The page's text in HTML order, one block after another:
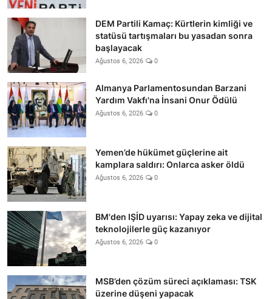
DEM Partili Kamaç: Kürtlerin kimliği ve
statüsü tartışmaları bu yasadan sonra
başlayacak
Ağustos 6, 2026 0
Almanya Parlamentosundan Barzani
Yardım Vakfı'na İnsani Onur Ödülü
Ağustos 6, 2026 0
Yemen’de hükümet güçlerine ait
kamplara saldırı: Onlarca asker öldü
Ağustos 6, 2026 0
BM'den IŞİD uyarısı: Yapay zeka ve dijital
teknolojilerle güç kazanıyor
Ağustos 6, 2026 0
MSB’den çözüm süreci açıklaması: TSK
üzerine düşeni yapacak